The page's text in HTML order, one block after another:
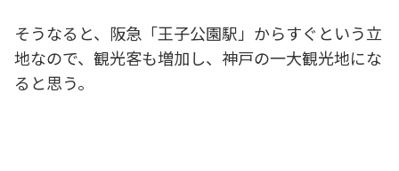
そうなると、阪急「王子公園駅」からすぐという立
地なので、観光客も増加し、神戸の一大観光地にな
ると思う。